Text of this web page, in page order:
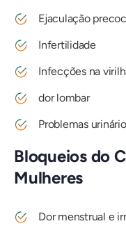
Ejaculação
Infertilidade
Infecções na
dor lombar
Problemas
Bloqueios do
Mulheres
Dor menstrual e